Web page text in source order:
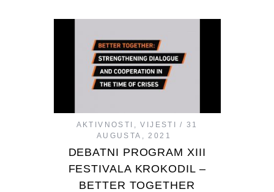
AKTIVNOSTI ,VIJESTI
31
AUGUSTA, 2021
DEBATNI PROGRAM XIII
FESTIVALA KROKODIL –
BETTER TOGETHER